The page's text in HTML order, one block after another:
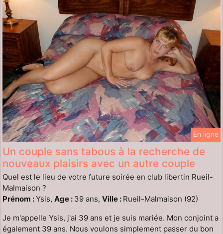
En ligne
Un couple sans tabous à la recherche de
nouveaux plaisirs avec un autre couple
Quel est le lieu de votre future soirée en club libertin Rueil-
Malmaison ?
Prénom :Ysis, Age : 39 ans, Ville : Rueil-Malmaison (92)
Je m'appelle Ysis, j'ai 39 ans et je suis mariée. Mon conjoint a
également 39 ans. Nous voulons simplement passer du bon